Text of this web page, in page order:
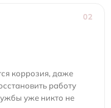
02
коррозия, даже
работу
уже никто не